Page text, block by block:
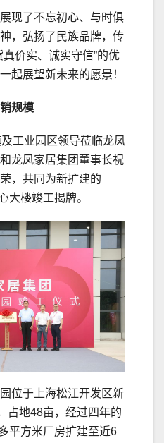
现了不忘初心、与时俱
，弘扬了民族品牌，传
价实、诚实守信”的优
起展望新未来的愿景！
规模
工业园区领导莅临龙凤
龙凤家居集团董事长祝
，共同为新扩建的
大楼竣工揭牌。
位于上海松江开发区新
占地48亩，经过四年的
平方米厂房扩建至近6